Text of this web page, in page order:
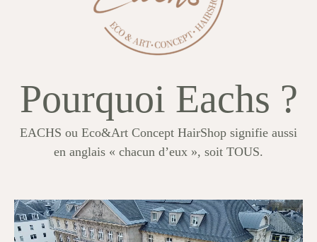
Pourquoi Eachs ?
EACHS ou Eco&Art Concept HairShop signifie aussi
en anglais « chacun d’eux », soit TOUS.